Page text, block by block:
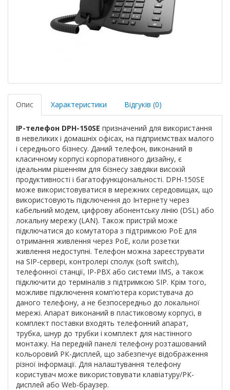
Опис Характеристики Відгуків (0)
IP-телефон DPH-150SE призначений для використання
в невеликих і домашніх офісах, на підприємствах малого
і середнього бізнесу. Даний телефон, виконаний в
класичному корпусі корпоративного дизайну, є
ідеальним рішенням для бізнесу завдяки високій
продуктивності і багатофункціональності. DPH-150SE
може використовуватися в мережних середовищах, що
використовують підключення до Інтернету через
кабельний модем, цифрову абонентську лінію (DSL) або
локальну мережу (LAN). Також пристрій може
підключатися до комутатора з підтримкою РоЕ для
отримання живлення через PoE, коли розетки
живлення недоступні. Телефон можна зареєструвати
на SIP-сервері, контролері сполук (soft switch),
телефонної станції, IP-PBX або системи IMS, а також
підключити до терміналів з підтримкою SIP. Крім того,
можливе підключення комп'ютера користувача до
даного телефону, а не безпосередньо до локальної
мережі. Апарат виконаний в пластиковому корпусі, в
комплект поставки входять телефонний апарат,
трубка, шнур до трубки і комплект для настінного
монтажу. На передній панелі телефону розташований
кольоровий РК-дисплей, що забезпечує відображення
різної інформації. Для налаштування телефону
користувач може використовувати клавіатуру/РК-
дисплей або Web-браузер.